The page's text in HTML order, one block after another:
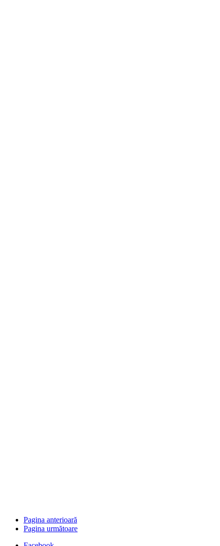
Pagina anterioară
Pagina următoare